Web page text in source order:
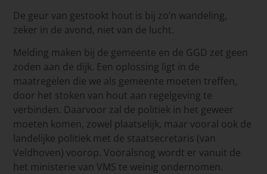
De geur van gestookt hout is bij zo’n wandeling,
zeker in de avond, niet van de lucht.
Melding maken bij de gemeente en de GGD zet geen
zoden aan de dijk. Een oplossing ligt in de
maatregelen die we als gemeente moeten treffen,
door het stoken van hout aan regelgeving te
verbinden. Daarvoor zal de politiek in het geweer
moeten komen, zowel plaatselijk, maar vooral ook de
landelijke politiek met de staatsecretaris (van
Veldhoven) voorop. Vooralsnog wordt er vanuit de
het ministerie van VMS te weinig ondernomen.